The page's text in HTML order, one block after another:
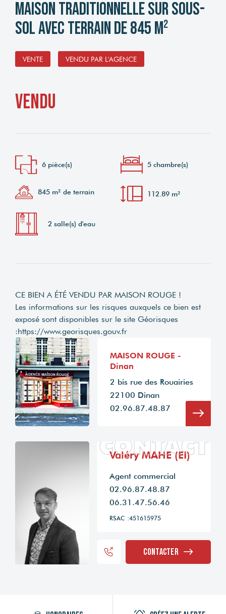
Maison traditionnelle sur sous-
sol avec terrain de 845 m²
VENTE VENDU PAR L'AGENCE
vendu
6 pièce(s) 5 chambre(s)
845 m² de terrain 112.89 m²
2 salle(s) d'eau
CE BIEN A ÉTÉ VENDU PAR MAISON ROUGE !
Les informations sur les risques auxquels ce bien est
exposé sont disponibles sur le site Géorisques
:https://www.georisques.gouv.fr
MAISON ROUGE -
Dinan
2 bis rue des Rouairies
22100 Dinan
02.96.87.48.87
CONTACT
Valéry MAHE (EI)
Agent commercial
02.96.87.48.87
06.31.47.56.46
RSAC :451615975
Contacter